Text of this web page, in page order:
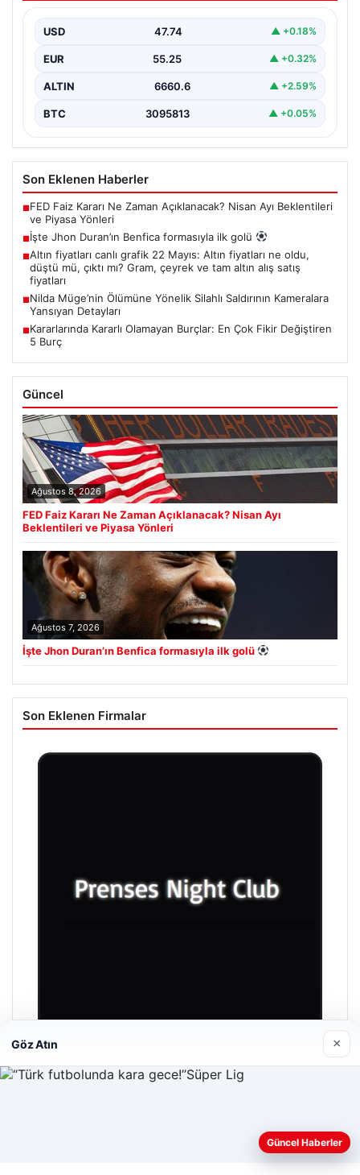
USD 47.74 ▲ +0.18%
EUR 55.25 ▲ +0.32%
ALTIN 6660.6 ▲ +2.59%
BTC 3095813 ▲ +0.05%
Son Eklenen Haberler
■FED Faiz Kararı Ne Zaman Açıklanacak? Nisan Ayı Beklentileri
ve Piyasa Yönleri
■İşte Jhon Duran’ın Benfica formasıyla ilk golü
■Altın fiyatları canlı grafik 22 Mayıs: Altın fiyatları ne oldu,
düştü mü, çıktı mı? Gram, çeyrek ve tam altın alış satış
fiyatları
■Nilda Müge’nin Ölümüne Yönelik Silahlı Saldırının Kameralara
Yansıyan Detayları
■Kararlarında Kararlı Olamayan Burçlar: En Çok Fikir Değiştiren
5 Burç
Güncel
Ağustos 8, 2026
FED Faiz Kararı Ne Zaman Açıklanacak? Nisan Ayı
Beklentileri ve Piyasa Yönleri
Ağustos 7, 2026
İşte Jhon Duran’ın Benfica formasıyla ilk golü
Son Eklenen Firmalar
Prenses Night Club
Web sitemizi nasıl kullandığınızı daha iyi anlayabilmek,
deneyiminizi kişiselleştirmek ve geliştirmek amacıyla çerezler
Göz Atın ×
Güncel Haberler